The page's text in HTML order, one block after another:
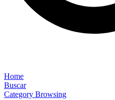
Home
Buscar
Category Browsing